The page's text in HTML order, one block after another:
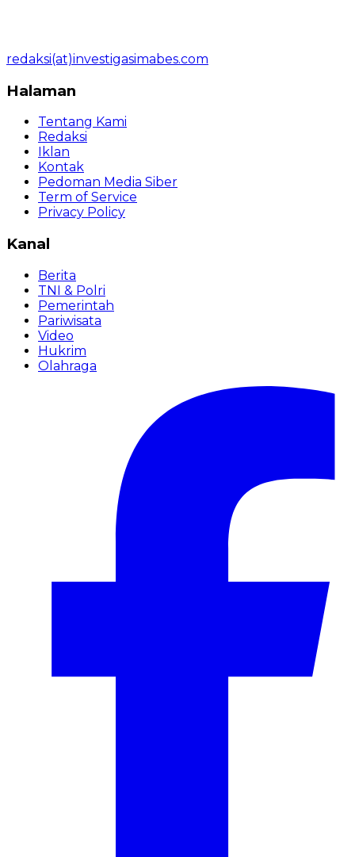
redaksi(at)investigasimabes.com
Halaman
Tentang Kami
Redaksi
Iklan
Kontak
Pedoman Media Siber
Term of Service
Privacy Policy
Kanal
Berita
TNI & Polri
Pemerintah
Pariwisata
Video
Hukrim
Olahraga